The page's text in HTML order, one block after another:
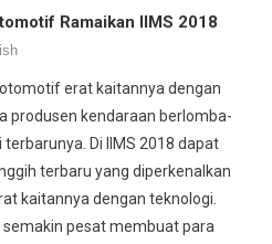
Ramaikan IIMS 2018
erat kaitannya dengan
produsen kendaraan berlomba-
Di IIMS 2018 dapat
terbaru yang diperkenalkan
kaitannya dengan teknologi.
pesat membuat para